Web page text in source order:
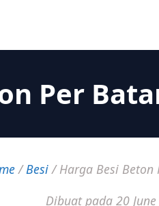
Per
/Besi/Harga Besi
Dibuat pada 20